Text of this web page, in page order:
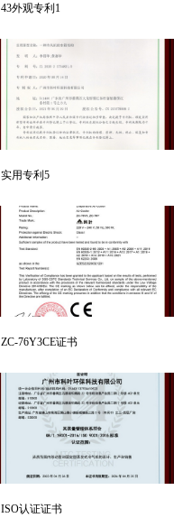
43外观专利1
实用专利5
ZC-76Y3CE证书
ISO认证证书